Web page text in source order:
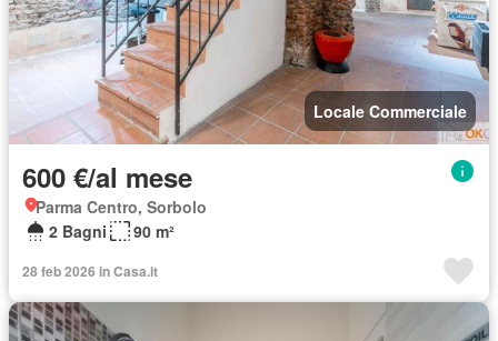
Locale Commerciale
600 €/al mese
Parma Centro, Sorbolo
2 Bagni
90 m²
28 feb 2026 in Casa.it